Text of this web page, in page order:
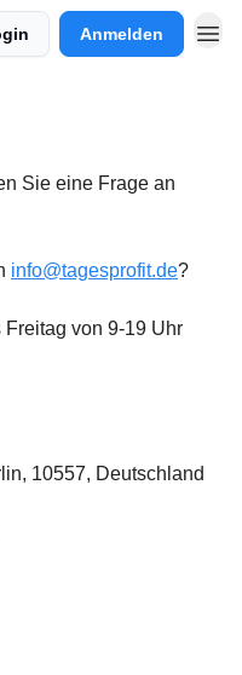
Anmelden
Sie eine Frage an
info@tagesprofit.de?
von 9-19 Uhr
10557, Deutschland